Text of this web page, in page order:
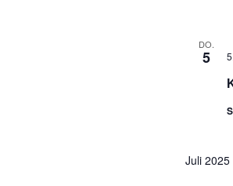
DO.
5
Juli 2025